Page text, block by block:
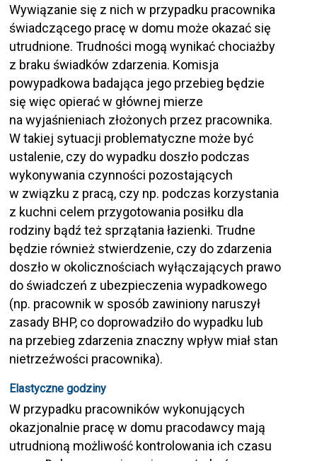
Wywiązanie się z nich w przypadku pracownika
świadczącego pracę w domu może okazać się
utrudnione. Trudności mogą wynikać chociażby
z braku świadków zdarzenia. Komisja
powypadkowa badająca jego przebieg będzie
się więc opierać w głównej mierze
na wyjaśnieniach złożonych przez pracownika.
W takiej sytuacji problematyczne może być
ustalenie, czy do wypadku doszło podczas
wykonywania czynności pozostających
w związku z pracą, czy np. podczas korzystania
z kuchni celem przygotowania posiłku dla
rodziny bądź też sprzątania łazienki. Trudne
będzie również stwierdzenie, czy do zdarzenia
doszło w okolicznościach wyłączających prawo
do świadczeń z ubezpieczenia wypadkowego
(np. pracownik w sposób zawiniony naruszył
zasady BHP, co doprowadziło do wypadku lub
na przebieg zdarzenia znaczny wpływ miał stan
nietrzeźwości pracownika).
Elastyczne godziny
W przypadku pracowników wykonujących
okazjonalnie pracę w domu pracodawcy mają
utrudnioną możliwość kontrolowania ich czasu